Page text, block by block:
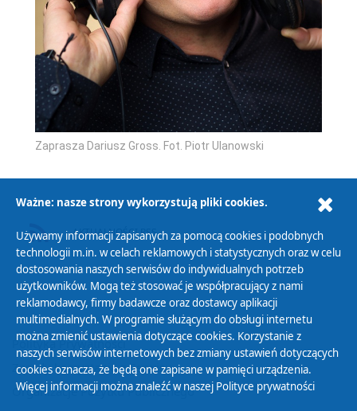
Zaprasza Dariusz Gross. Fot. Piotr Ulanowski
AKTUALNOŚCI RSS
Polityka Prywatności
Zasady korzystania z Serwisu
Organizacje Pożytku Publicznego
Ważne: nasze strony wykorzystują pliki cookies.
Używamy informacji zapisanych za pomocą cookies i podobnych
technologii m.in. w celach reklamowych i statystycznych oraz w celu
dostosowania naszych serwisów do indywidualnych potrzeb
użytkowników. Mogą też stosować je współpracujący z nami
reklamodawcy, firmy badawcze oraz dostawcy aplikacji
multimedialnych. W programie służącym do obsługi internetu
można zmienić ustawienia dotyczące cookies. Korzystanie z
naszych serwisów internetowych bez zmiany ustawień dotyczących
cookies oznacza, że będą one zapisane w pamięci urządzenia.
Więcej informacji można znaleźć w naszej Polityce prywatności